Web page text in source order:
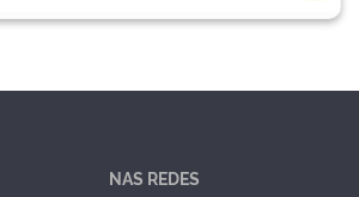
NAS REDES